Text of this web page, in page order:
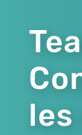
les